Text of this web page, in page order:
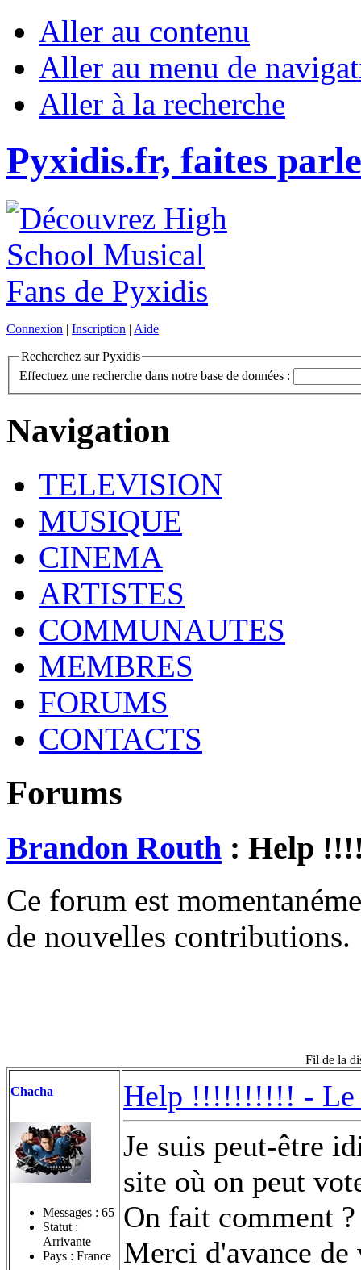
Aller au contenu
Aller au menu de
Aller à la recherche
Pyxidis.fr, faites
Connexion | Inscription | Aide
Recherchez sur Pyxidis
Effectuez une recherche dans notre base de données :
Navigation
TELEVISION
MUSIQUE
CINEMA
ARTISTES
COMMUNAUTES
MEMBRES
FORUMS
CONTACTS
Forums
Brandon Routh : Help
Ce forum est
de nouvelles contributions.
Fil de la
Chacha
Messages : 65
Statut :
Arrivante
Pays : France
Help !!!!!!!!!! - Le
Je suis peut-être
site où on peut
On fait comment ?
Merci d'avance